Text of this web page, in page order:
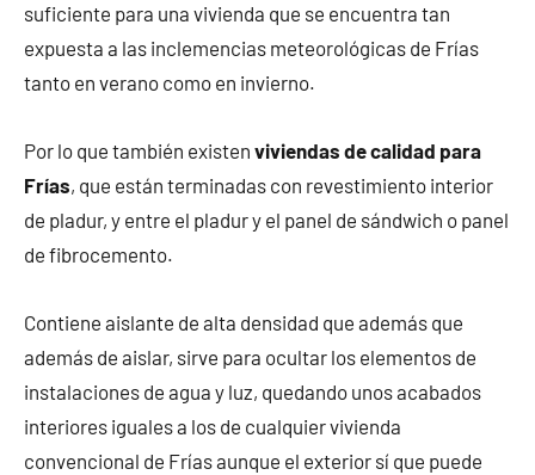
suficiente para una vivienda que se encuentra tan
expuesta a las inclemencias meteorológicas de Frías
tanto en verano como en invierno.
Por lo que también existen viviendas de calidad para
Frías, que están terminadas con revestimiento interior
de pladur, y entre el pladur y el panel de sándwich o panel
de fibrocemento.
Contiene aislante de alta densidad que además que
además de aislar, sirve para ocultar los elementos de
instalaciones de agua y luz, quedando unos acabados
interiores iguales a los de cualquier vivienda
convencional de Frías aunque el exterior sí que puede